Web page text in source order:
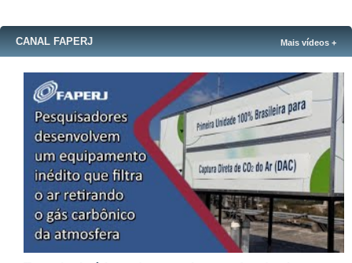
CANAL FAPERJ Mais vídeos +